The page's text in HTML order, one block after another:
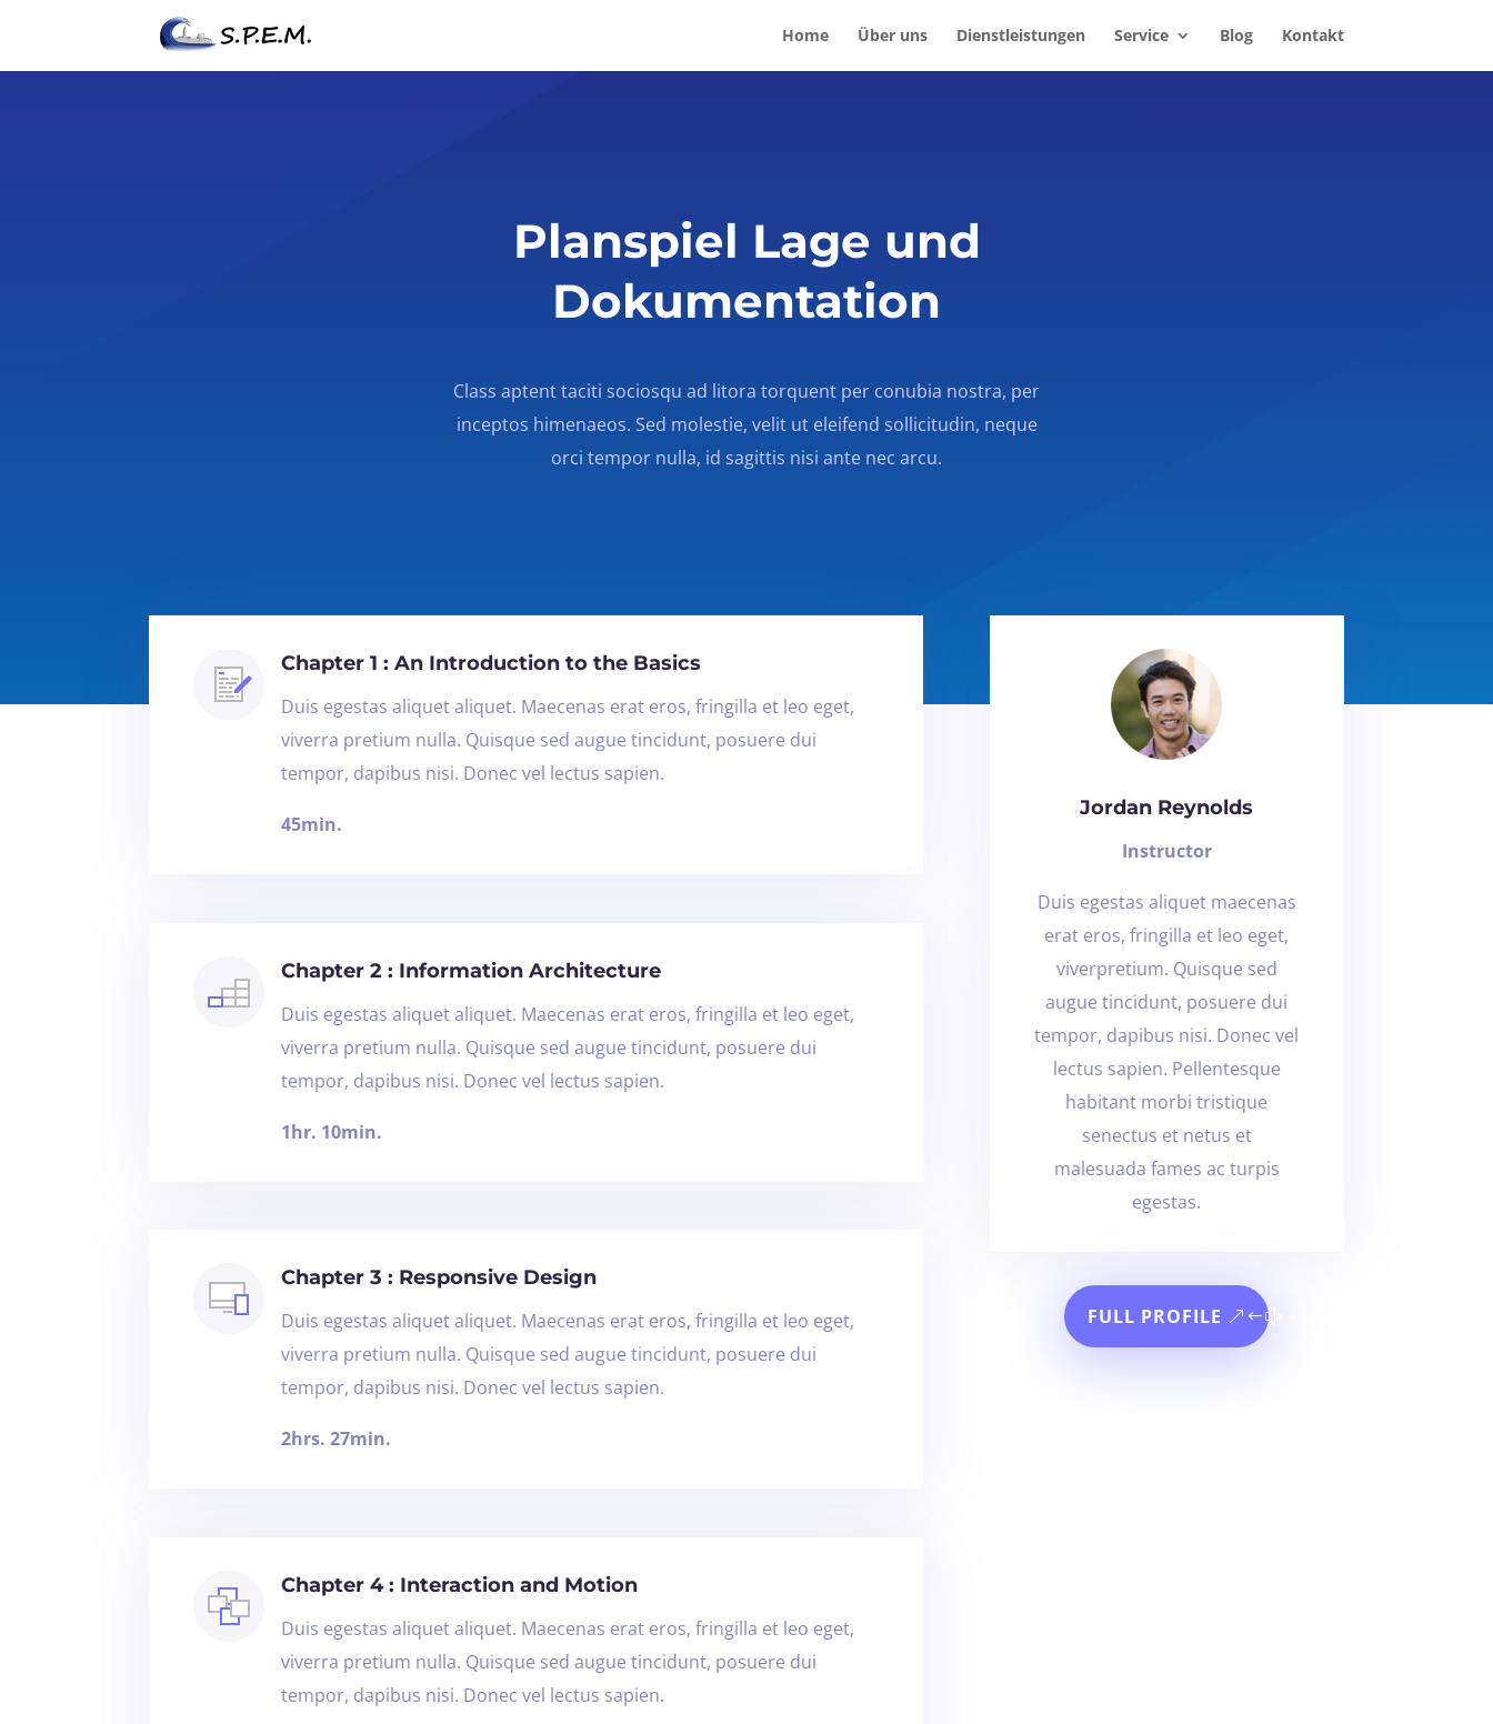
Home Über uns Dienstleistungen Service Blog Kontakt
Planspiel Lage und
Dokumentation
Class aptent taciti sociosqu ad litora torquent per conubia nostra, per
inceptos himenaeos. Sed molestie, velit ut eleifend sollicitudin, neque
orci tempor nulla, id sagittis nisi ante nec arcu.
Chapter 1 : An Introduction to the Basics
Duis egestas aliquet aliquet. Maecenas erat eros, fringilla et leo eget,
viverra pretium nulla. Quisque sed augue tincidunt, posuere dui
tempor, dapibus nisi. Donec vel lectus sapien.
45min.
Chapter 2 : Information Architecture
Duis egestas aliquet aliquet. Maecenas erat eros, fringilla et leo eget,
viverra pretium nulla. Quisque sed augue tincidunt, posuere dui
tempor, dapibus nisi. Donec vel lectus sapien.
1hr. 10min.
Chapter 3 : Responsive Design
Duis egestas aliquet aliquet. Maecenas erat eros, fringilla et leo eget,
viverra pretium nulla. Quisque sed augue tincidunt, posuere dui
tempor, dapibus nisi. Donec vel lectus sapien.
2hrs. 27min.
Chapter 4 : Interaction and Motion
Duis egestas aliquet aliquet. Maecenas erat eros, fringilla et leo eget,
viverra pretium nulla. Quisque sed augue tincidunt, posuere dui
tempor, dapibus nisi. Donec vel lectus sapien.
Jordan Reynolds
Instructor
Duis egestas aliquet maecenas
erat eros, fringilla et leo eget,
viverpretium. Quisque sed
augue tincidunt, posuere dui
tempor, dapibus nisi. Donec vel
lectus sapien. Pellentesque
habitant morbi tristique
senectus et netus et
malesuada fames ac turpis
egestas.
FULL PROFILE